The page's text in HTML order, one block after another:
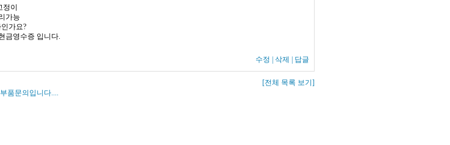
이
가능
가요?
금영수증 입니다.
수정 삭제 답글
[전체 목록 보기]
품문의입니다....